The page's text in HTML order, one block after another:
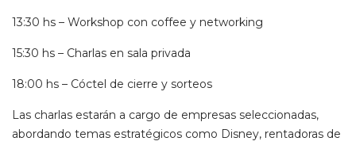
13:30 hs – Workshop con coffee y networking
15:30 hs – Charlas en sala privada
18:00 hs – Cóctel de cierre y sorteos
Las charlas estarán a cargo de empresas seleccionadas,
abordando temas estratégicos como Disney, rentadoras de